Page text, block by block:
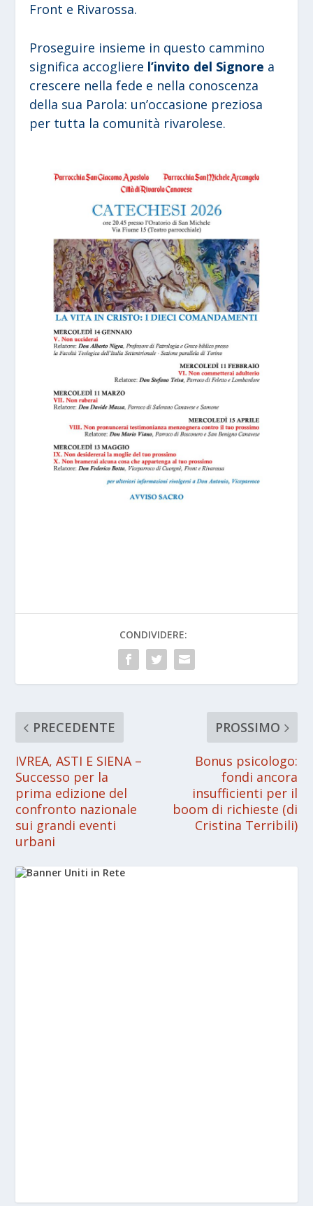
Front e Rivarossa.
Proseguire insieme in questo cammino
significa accogliere l’invito del Signore a
crescere nella fede e nella conoscenza
della sua Parola: un’occasione preziosa
per tutta la comunità rivarolese.
CONDIVIDERE:
PRECEDENTE
IVREA, ASTI E SIENA –
Successo per la
prima edizione del
confronto nazionale
sui grandi eventi
urbani
PROSSIMO
Bonus psicologo:
fondi ancora
insufficienti per il
boom di richieste (di
Cristina Terribili)